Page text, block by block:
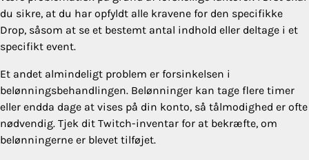
du sikre, at du har opfyldt alle kravene for den specifikke
Drop, såsom at se et bestemt antal indhold eller deltage i et
specifikt event.
Et andet almindeligt problem er forsinkelsen i
belønningsbehandlingen. Belønninger kan tage flere timer
eller endda dage at vises på din konto, så tålmodighed er ofte
nødvendig. Tjek dit Twitch-inventar for at bekræfte, om
belønningerne er blevet tilføjet.